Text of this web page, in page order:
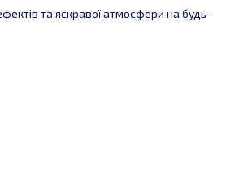
та яскравої атмосфери на будь-